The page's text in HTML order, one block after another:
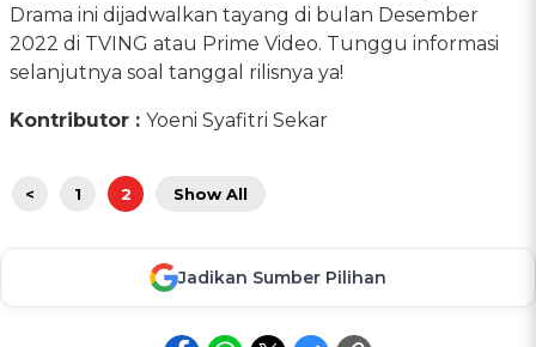
Drama ini dijadwalkan tayang di bulan Desember
2022 di TVING atau Prime Video. Tunggu informasi
selanjutnya soal tanggal rilisnya ya!
Kontributor : Yoeni Syafitri Sekar
< 1 2 Show All
Jadikan Sumber Pilihan